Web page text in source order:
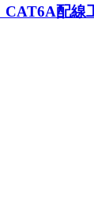
配線